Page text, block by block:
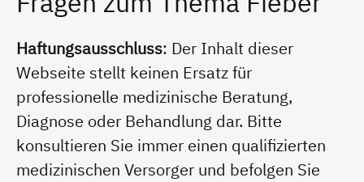
Haftungsausschluss: Der Inhalt dieser
Webseite stellt keinen Ersatz für
professionelle medizinische Beratung,
Diagnose oder Behandlung dar. Bitte
konsultieren Sie immer einen qualifizierten
medizinischen Versorger und befolgen Sie